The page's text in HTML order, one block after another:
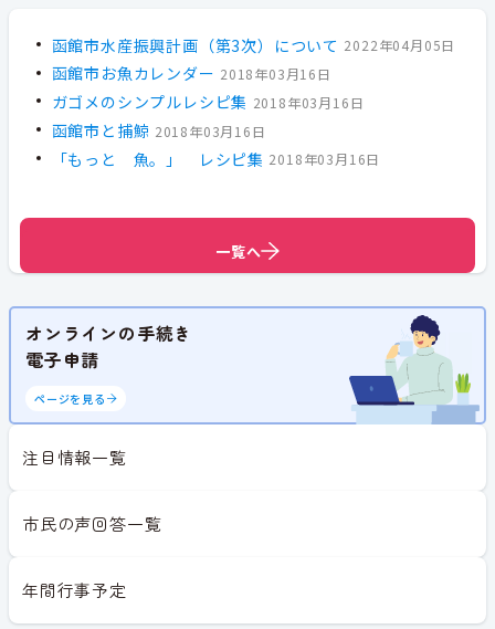
函館市水産振興計画（第3次）について 2022年04月05日
函館市お魚カレンダー 2018年03月16日
ガゴメのシンプルレシピ集 2018年03月16日
函館市と捕鯨 2018年03月16日
「もっと 魚。」 レシピ集 2018年03月16日
一覧へ
一覧へ
オンラインの手続き
電子申請
ページを見る
注目情報一覧
市民の声回答一覧
年間行事予定